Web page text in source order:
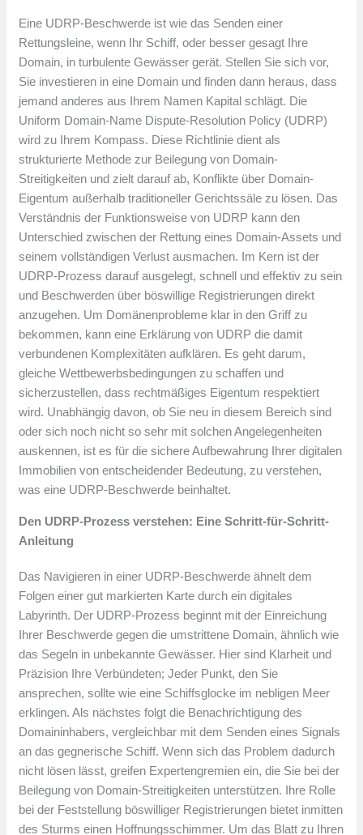
Eine UDRP-Beschwerde ist wie das Senden einer
Rettungsleine, wenn Ihr Schiff, oder besser gesagt Ihre
Domain, in turbulente Gewässer gerät. Stellen Sie sich vor,
Sie investieren in eine Domain und finden dann heraus, dass
jemand anderes aus Ihrem Namen Kapital schlägt. Die
Uniform Domain-Name Dispute-Resolution Policy (UDRP)
wird zu Ihrem Kompass. Diese Richtlinie dient als
strukturierte Methode zur Beilegung von Domain-
Streitigkeiten und zielt darauf ab, Konflikte über Domain-
Eigentum außerhalb traditioneller Gerichtssäle zu lösen. Das
Verständnis der Funktionsweise von UDRP kann den
Unterschied zwischen der Rettung eines Domain-Assets und
seinem vollständigen Verlust ausmachen. Im Kern ist der
UDRP-Prozess darauf ausgelegt, schnell und effektiv zu sein
und Beschwerden über böswillige Registrierungen direkt
anzugehen. Um Domänenprobleme klar in den Griff zu
bekommen, kann eine Erklärung von UDRP die damit
verbundenen Komplexitäten aufklären. Es geht darum,
gleiche Wettbewerbsbedingungen zu schaffen und
sicherzustellen, dass rechtmäßiges Eigentum respektiert
wird. Unabhängig davon, ob Sie neu in diesem Bereich sind
oder sich noch nicht so sehr mit solchen Angelegenheiten
auskennen, ist es für die sichere Aufbewahrung Ihrer digitalen
Immobilien von entscheidender Bedeutung, zu verstehen,
was eine UDRP-Beschwerde beinhaltet.
Den UDRP-Prozess verstehen: Eine Schritt-für-Schritt-
Anleitung
Das Navigieren in einer UDRP-Beschwerde ähnelt dem
Folgen einer gut markierten Karte durch ein digitales
Labyrinth. Der UDRP-Prozess beginnt mit der Einreichung
Ihrer Beschwerde gegen die umstrittene Domain, ähnlich wie
das Segeln in unbekannte Gewässer. Hier sind Klarheit und
Präzision Ihre Verbündeten; Jeder Punkt, den Sie
ansprechen, sollte wie eine Schiffsglocke im nebligen Meer
erklingen. Als nächstes folgt die Benachrichtigung des
Domaininhabers, vergleichbar mit dem Senden eines Signals
an das gegnerische Schiff. Wenn sich das Problem dadurch
nicht lösen lässt, greifen Expertengremien ein, die Sie bei der
Beilegung von Domain-Streitigkeiten unterstützen. Ihre Rolle
bei der Feststellung böswilliger Registrierungen bietet inmitten
des Sturms einen Hoffnungsschimmer. Um das Blatt zu Ihren